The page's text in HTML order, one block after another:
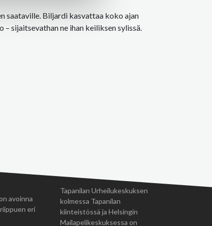
saataville. Biljardi kasvattaa koko ajan
sijaitsevathan ne ihan keiliksen sylissä.
avoinna
eri
Tapanilan Urheilukeskuksen
kolmessa Tapanilan
kiinteistössä ja Helsingin
Mailapelikeskuksessa on